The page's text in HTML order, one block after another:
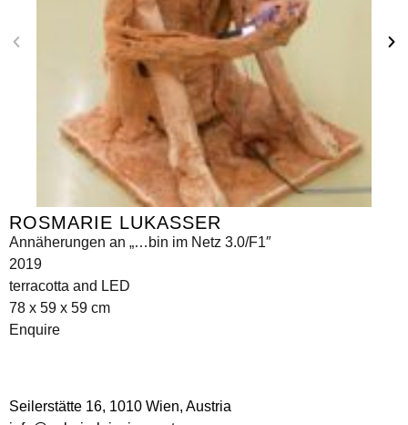
ROSMARIE LUKASSER
Annäherungen an „…bin im Netz 3.0/F1″
2019
terracotta and LED
78 x 59 x 59 cm
Enquire
Seilerstätte 16, 1010 Wien, Austria